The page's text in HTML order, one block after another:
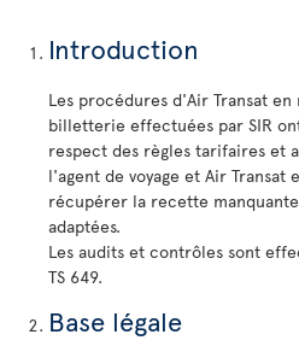
Introduction
Les procédures d'Air Transat
billetterie effectuées par SIR
respect des règles tarifaires et
l'agent de voyage et Air
récupérer la recette
adaptées.
Les audits et contrôles sont
TS 649.
Base légale